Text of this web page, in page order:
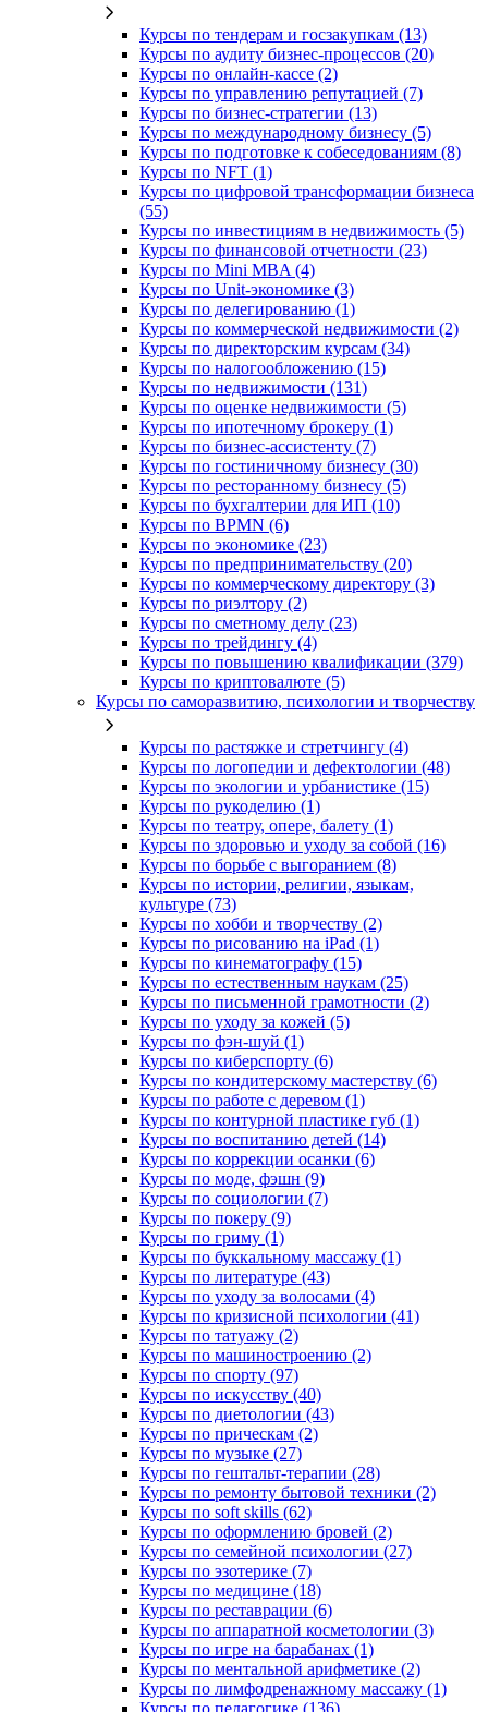
Курсы по тендерам и госзакупкам (13)
Курсы по аудиту бизнес-процессов (20)
Курсы по онлайн-кассе (2)
Курсы по управлению репутацией (7)
Курсы по бизнес-стратегии (13)
Курсы по международному бизнесу (5)
Курсы по подготовке к собеседованиям (8)
Курсы по NFT (1)
Курсы по цифровой трансформации бизнеса
(55)
Курсы по инвестициям в недвижимость (5)
Курсы по финансовой отчетности (23)
Курсы по Mini MBA (4)
Курсы по Unit-экономике (3)
Курсы по делегированию (1)
Курсы по коммерческой недвижимости (2)
Курсы по директорским курсам (34)
Курсы по налогообложению (15)
Курсы по недвижимости (131)
Курсы по оценке недвижимости (5)
Курсы по ипотечному брокеру (1)
Курсы по бизнес-ассистенту (7)
Курсы по гостиничному бизнесу (30)
Курсы по ресторанному бизнесу (5)
Курсы по бухгалтерии для ИП (10)
Курсы по BPMN (6)
Курсы по экономике (23)
Курсы по предпринимательству (20)
Курсы по коммерческому директору (3)
Курсы по риэлтору (2)
Курсы по сметному делу (23)
Курсы по трейдингу (4)
Курсы по повышению квалификации (379)
Курсы по криптовалюте (5)
Курсы по саморазвитию, психологии и творчеству
Курсы по растяжке и стретчингу (4)
Курсы по логопедии и дефектологии (48)
Курсы по экологии и урбанистике (15)
Курсы по рукоделию (1)
Курсы по театру, опере, балету (1)
Курсы по здоровью и уходу за собой (16)
Курсы по борьбе с выгоранием (8)
Курсы по истории, религии, языкам,
культуре (73)
Курсы по хобби и творчеству (2)
Курсы по рисованию на iPad (1)
Курсы по кинематографу (15)
Курсы по естественным наукам (25)
Курсы по письменной грамотности (2)
Курсы по уходу за кожей (5)
Курсы по фэн-шуй (1)
Курсы по киберспорту (6)
Курсы по кондитерскому мастерству (6)
Курсы по работе с деревом (1)
Курсы по контурной пластике губ (1)
Курсы по воспитанию детей (14)
Курсы по коррекции осанки (6)
Курсы по моде, фэшн (9)
Курсы по социологии (7)
Курсы по покеру (9)
Курсы по гриму (1)
Курсы по буккальному массажу (1)
Курсы по литературе (43)
Курсы по уходу за волосами (4)
Курсы по кризисной психологии (41)
Курсы по татуажу (2)
Курсы по машиностроению (2)
Курсы по спорту (97)
Курсы по искусству (40)
Курсы по диетологии (43)
Курсы по прическам (2)
Курсы по музыке (27)
Курсы по гештальт-терапии (28)
Курсы по ремонту бытовой техники (2)
Курсы по soft skills (62)
Курсы по оформлению бровей (2)
Курсы по семейной психологии (27)
Курсы по эзотерике (7)
Курсы по медицине (18)
Курсы по реставрации (6)
Курсы по аппаратной косметологии (3)
Курсы по игре на барабанах (1)
Курсы по ментальной арифметике (2)
Курсы по лимфодренажному массажу (1)